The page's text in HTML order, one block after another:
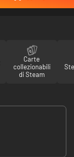
Carte
collezionabili
di Steam